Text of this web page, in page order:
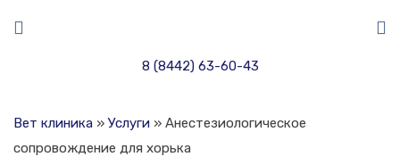
8 (8442) 63-60-43
Вет клиника »Услуги » Анестезиологическое
сопровождение для хорька